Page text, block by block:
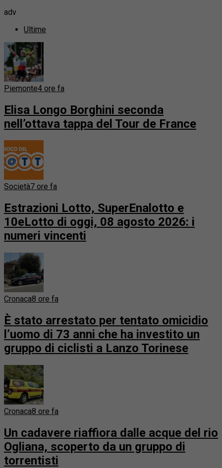
adv
Ultime
Piemonte4 ore fa
Elisa Longo Borghini seconda
nell’ottava tappa del Tour de France
Società7 ore fa
Estrazioni Lotto, SuperEnalotto e
10eLotto di oggi, 08 agosto 2026: i
numeri vincenti
Cronaca8 ore fa
È stato arrestato per tentato omicidio
l’uomo di 73 anni che ha investito un
gruppo di ciclisti a Lanzo Torinese
Cronaca8 ore fa
Un cadavere riaffiora dalle acque del rio
Ogliana, scoperto da un gruppo di
torrentisti